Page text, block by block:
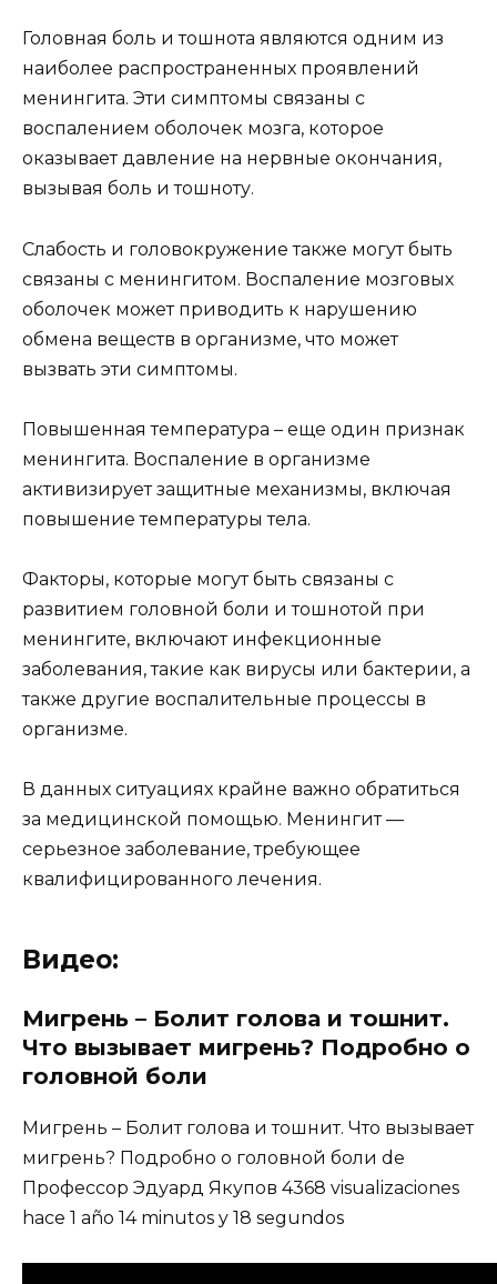
Головная боль и тошнота являются одним из
наиболее распространенных проявлений
менингита. Эти симптомы связаны с
воспалением оболочек мозга, которое
оказывает давление на нервные окончания,
вызывая боль и тошноту.
Слабость и головокружение также могут быть
связаны с менингитом. Воспаление мозговых
оболочек может приводить к нарушению
обмена веществ в организме, что может
вызвать эти симптомы.
Повышенная температура – еще один признак
менингита. Воспаление в организме
активизирует защитные механизмы, включая
повышение температуры тела.
Факторы, которые могут быть связаны с
развитием головной боли и тошнотой при
менингите, включают инфекционные
заболевания, такие как вирусы или бактерии, а
также другие воспалительные процессы в
организме.
В данных ситуациях крайне важно обратиться
за медицинской помощью. Менингит —
серьезное заболевание, требующее
квалифицированного лечения.
Видео:
Мигрень – Болит голова и тошнит.
Что вызывает мигрень? Подробно о
головной боли
Мигрень – Болит голова и тошнит. Что вызывает
мигрень? Подробно о головной боли de
Профессор Эдуард Якупов 4368 visualizaciones
hace 1 año 14 minutos y 18 segundos